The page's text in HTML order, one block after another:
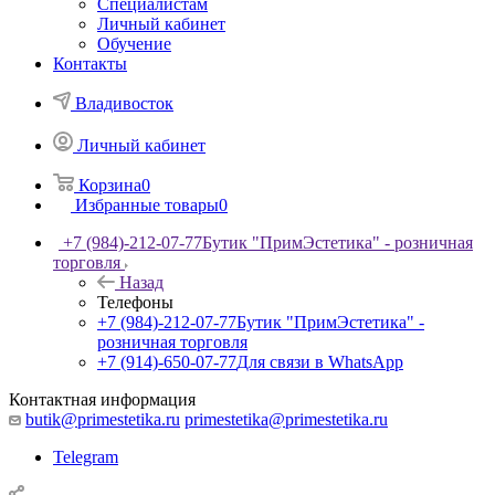
Специалистам
Личный кабинет
Обучение
Контакты
Владивосток
Личный кабинет
Корзина0
Избранные товары0
+7 (984)-212-07-77Бутик "ПримЭстетика" - розничная
торговля
Назад
Телефоны
+7 (984)-212-07-77Бутик "ПримЭстетика" -
розничная торговля
+7 (914)-650-07-77Для связи в WhatsApp
Контактная информация
butik@primestetika.ru primestetika@primestetika.ru
Telegram